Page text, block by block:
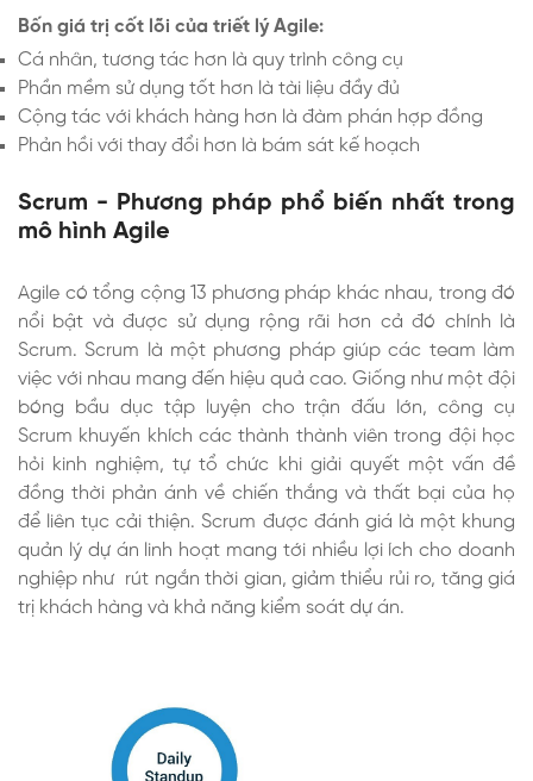
Bốn giá trị cốt lõi của triết lý Agile:
Cá nhân, tương tác hơn là quy trình công cụ
Phần mềm sử dụng tốt hơn là tài liệu đầy đủ
Cộng tác với khách hàng hơn là đàm phán hợp đồng
Phản hồi với thay đổi hơn là bám sát kế hoạch
Scrum - Phương pháp phổ biến nhất trong
mô hình Agile
Agile có tổng cộng 13 phương pháp khác nhau, trong đó
nổi bật và được sử dụng rộng rãi hơn cả đó chính là
Scrum. Scrum là một phương pháp giúp các team làm
việc với nhau mang đến hiệu quả cao. Giống như một đội
bóng bầu dục tập luyện cho trận đấu lớn, công cụ
Scrum khuyến khích các thành thành viên trong đội học
hỏi kinh nghiệm, tự tổ chức khi giải quyết một vấn đề
đồng thời phản ánh về chiến thắng và thất bại của họ
để liên tục cải thiện. Scrum được đánh giá là một khung
quản lý dự án linh hoạt mang tới nhiều lợi ích cho doanh
nghiệp như rút ngắn thời gian, giảm thiểu rủi ro, tăng giá
trị khách hàng và khả năng kiểm soát dự án.